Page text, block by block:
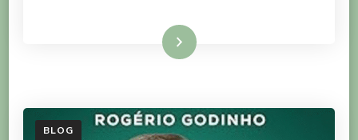
Ler mais
BLOG